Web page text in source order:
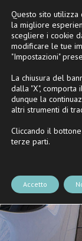
Partner
Questo sito
la migliore
scegliere i cookie
modificare le tue
"Impostazioni"
La chiusura del
dalla "X",
dunque la
altri strumenti di
Cliccando il
terze parti.
Accetto